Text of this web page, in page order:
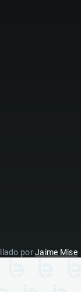
porJaime Mise